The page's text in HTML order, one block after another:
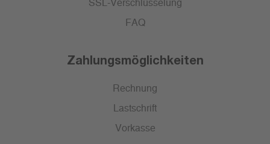
SSL-Verschlüsselung
FAQ
Zahlungsmöglichkeiten
Rechnung
Lastschrift
Vorkasse